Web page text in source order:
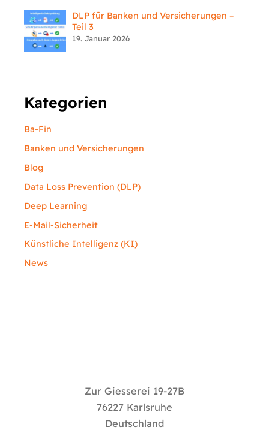
DLP für Banken und Versicherungen –
Teil 3
19. Januar 2026
Kategorien
Ba-Fin
Banken und Versicherungen
Blog
Data Loss Prevention (DLP)
Deep Learning
E-Mail-Sicherheit
Künstliche Intelligenz (KI)
News
Zur Giesserei 19-27B
76227 Karlsruhe
Deutschland